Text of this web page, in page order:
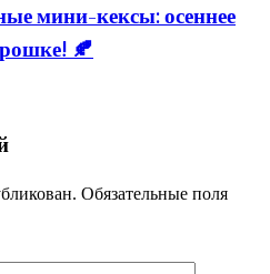
мини-кексы: осеннее
🍂
Обязательные поля